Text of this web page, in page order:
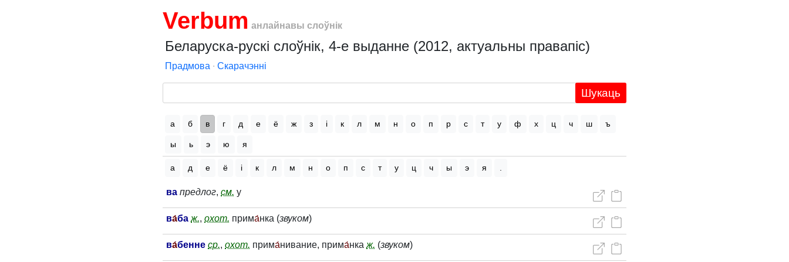
Verbum анлайнавы слоўнік
Беларуска-рускі слоўнік, 4-е выданне (2012, актуальны правапіс)
Прадмова ∙ Скарачэнні
Шукаць
а б в г д е ё ж з і к л м н о п р с т у ф х ц ч ш ъ
ы ь э ю я
а д е ё і к л м н о п с т у ц ч ы э я
ва предлог, см. у
ва́ба ж., охот. прима́нка (звуком)
ва́бенне ср., охот. прима́нивание, прима́нка ж. (звуком)